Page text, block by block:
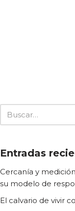
Entradas
Cercanía y
su modelo de
El calvario de vivir